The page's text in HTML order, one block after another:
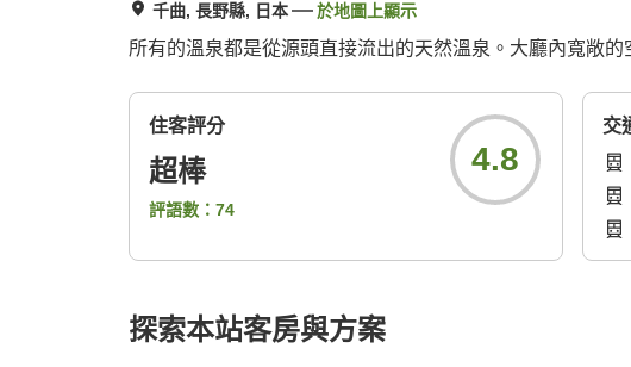
千曲, 長野縣, 日本 於地圖上顯示
所有的溫泉都是從源頭直接流出的天然溫泉。大廳內寬敞的
住客評分
超棒
評語數： 74
4.8
交
探索本站客房與方案